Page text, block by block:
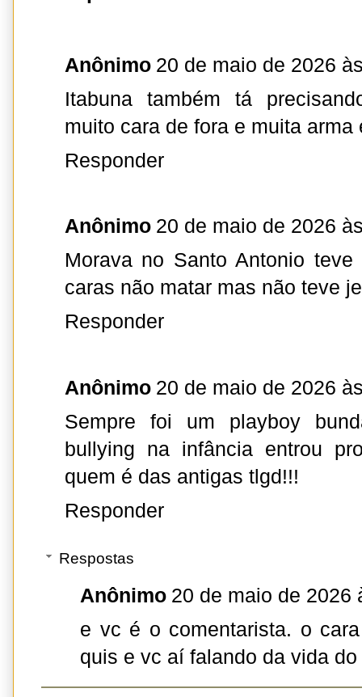
Anônimo 20 de maio de 2026
Itabuna também tá
muito cara de fora e muita arma
Responder
Anônimo 20 de maio de 2026
Morava no Santo Antonio
caras não matar mas não teve
Responder
Anônimo 20 de maio de 2026
Sempre foi um playboy
bullying na infância entrou
quem é das antigas tlgd!!!
Responder
Respostas
Anônimo 20 de maio de 2026
e vc é o comentarista. o
quis e vc aí falando da vida do